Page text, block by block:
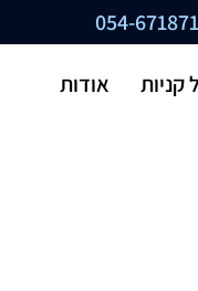
054-
קניות אודות